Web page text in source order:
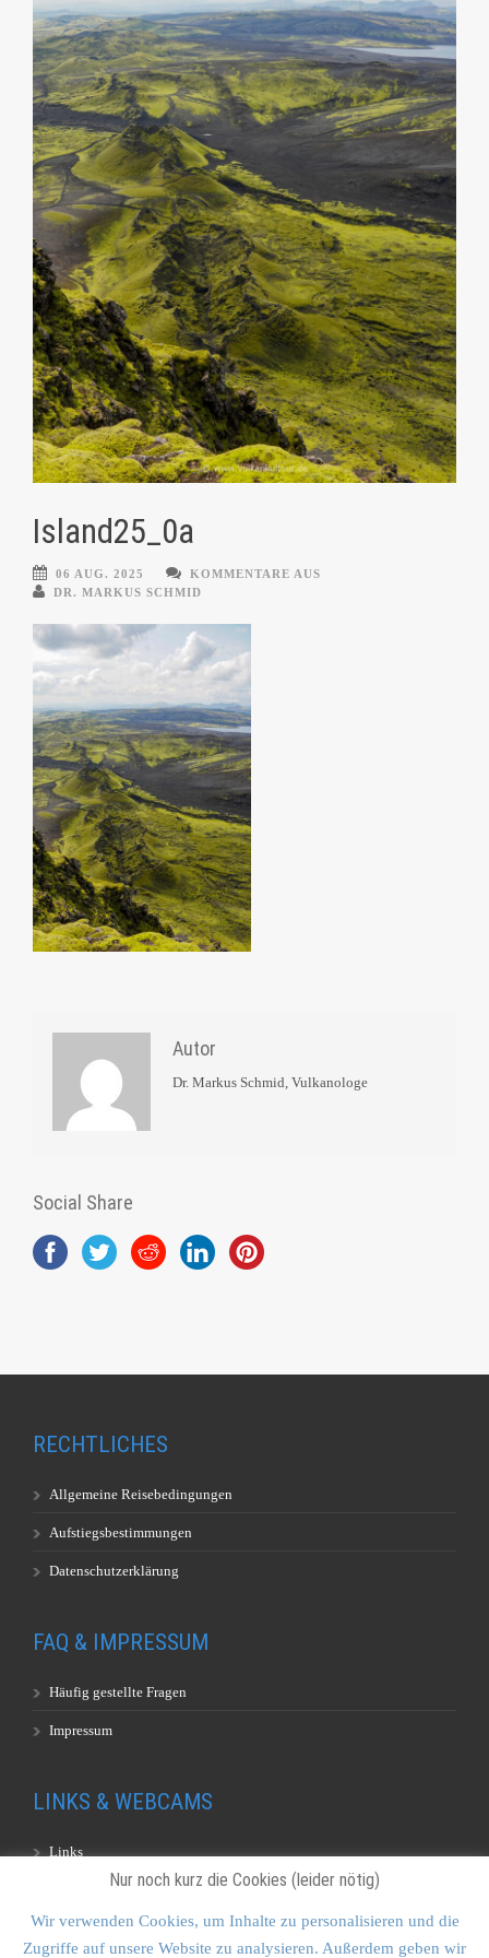
Island25_0a
06 AUG. 2025
KOMMENTARE AUS
DR. MARKUS SCHMID
Autor
Dr. Markus Schmid, Vulkanologe
Social Share
RECHTLICHES
Allgemeine Reisebedingungen
Aufstiegsbestimmungen
Datenschutzerklärung
FAQ & IMPRESSUM
Häufig gestellte Fragen
Impressum
LINKS & WEBCAMS
Links
Nur noch kurz die Cookies (leider nötig)
Wir verwenden Cookies, um Inhalte zu personalisieren und die
Zugriffe auf unsere Website zu analysieren. Außerdem geben wir